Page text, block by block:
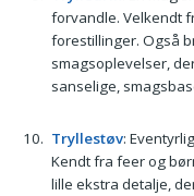
forvandle. Velkendt
forestillinger. Også
smagsoplevelser,
sanselige,
Tryllestøv:
Kendt fra feer og
lille ekstra detalje,